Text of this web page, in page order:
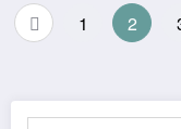
Berichten
1 2